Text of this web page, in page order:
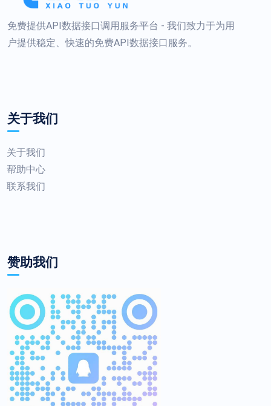
免费提供API数据接口调用服务平台 - 我们致力于为用
户提供稳定、快速的免费API数据接口服务。
关于我们
关于我们
帮助中心
联系我们
赞助我们